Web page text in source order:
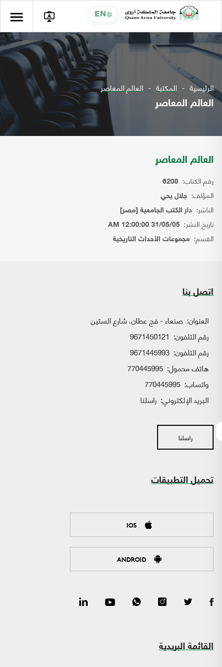
EN
الرئيسية المكتبة العالم المعاصر
العالم المعاصر
العالم المعاصر
رقم الكتاب: 6208
المؤلف: جلال يحي
الناشر: دار الكتب الجامعية [مصر]
تاريخ النشر: 31/05/05 12:00:00 AM
القسم: مجموعات الأحداث التاريخية
اتصل بنا
العنوان: صنعاء - فج عطان، شارع الستين
رقم التلفون: 9671450121
رقم التلفون: 9671445993
هاتف محمول: 770445995
واتساب:
البريد الإلكتروني: راسلنا
راسلنا
تحميل التطبيقات
IOS
ANDROID
القائمة البريدية